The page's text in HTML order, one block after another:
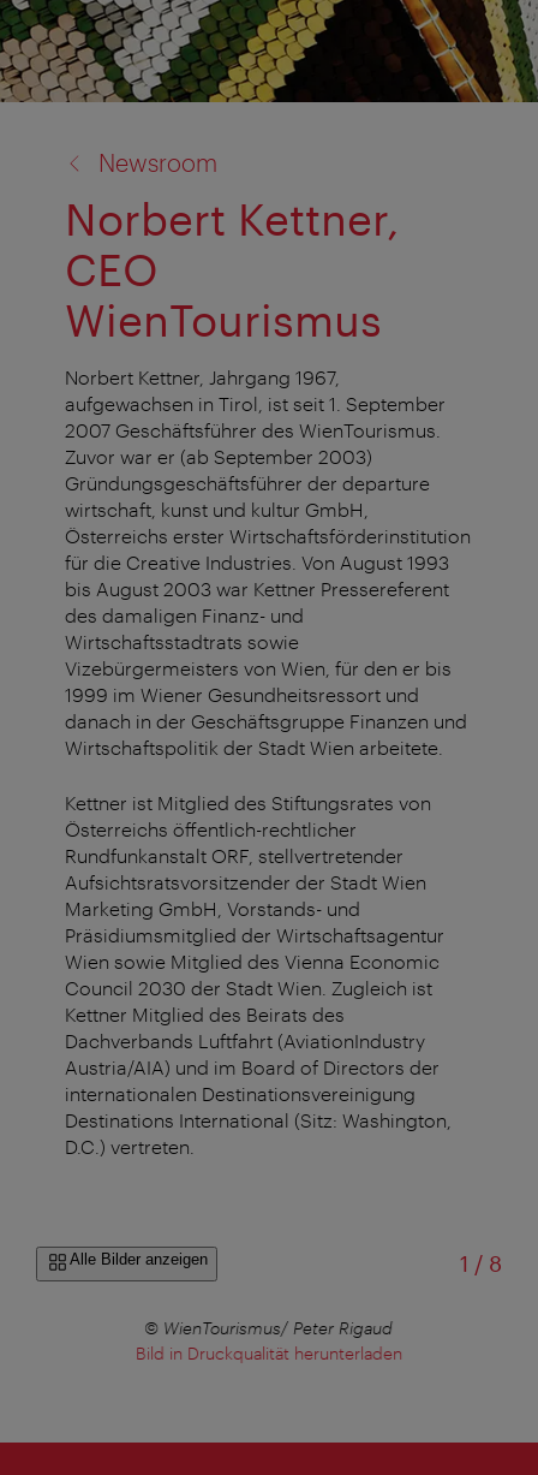
Newsroom
Norbert Kettner,
CEO
WienTourismus
Norbert Kettner, Jahrgang 1967,
aufgewachsen in Tirol, ist seit 1. September
2007 Geschäftsführer des WienTourismus.
Zuvor war er (ab September 2003)
Gründungsgeschäftsführer der departure
wirtschaft, kunst und kultur GmbH,
Österreichs erster Wirtschaftsförderinstitution
für die Creative Industries. Von August 1993
bis August 2003 war Kettner Pressereferent
des damaligen Finanz- und
Wirtschaftsstadtrats sowie
Vizebürgermeisters von Wien, für den er bis
1999 im Wiener Gesundheitsressort und
danach in der Geschäftsgruppe Finanzen und
Wirtschaftspolitik der Stadt Wien arbeitete.
Kettner ist Mitglied des Stiftungsrates von
Österreichs öffentlich-rechtlicher
Rundfunkanstalt ORF, stellvertretender
Aufsichtsratsvorsitzender der Stadt Wien
Marketing GmbH, Vorstands- und
Präsidiumsmitglied der Wirtschaftsagentur
Wien sowie Mitglied des Vienna Economic
Council 2030 der Stadt Wien. Zugleich ist
Kettner Mitglied des Beirats des
Dachverbands Luftfahrt (AviationIndustry
Austria/AIA) und im Board of Directors der
internationalen Destinationsvereinigung
Destinations International (Sitz: Washington,
D.C.) vertreten.
Alle Bilder anzeigen 1 /von
8
© WienTourismus/ Peter Rigaud
Bild in Druckqualität herunterladen